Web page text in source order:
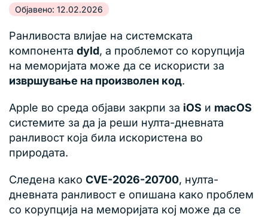
Објавено: 12.02.2026
Ранливоста влијае на системската
компонента dyld, а проблемот со корупција
на меморијата може да се искористи за
извршување на произволен код.
Apple во среда објави закрпи за iOS и macOS
системите за да ја реши нулта-дневната
ранливост која била искористена во
природата.
Следена како CVE-2026-20700, нулта-
дневната ранливост е опишана како проблем
со корупција на меморијата кој може да се